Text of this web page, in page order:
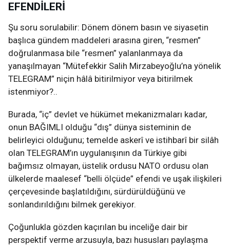
EFENDİLERİ
Şu soru sorulabilir: Dönem dönem basın ve siyasetin
başlıca gündem maddeleri arasına giren, “resmen”
doğrulanmasa bile “resmen” yalanlanmaya da
yanaşılmayan “Mütefekkir Salih Mirzabeyoğlu’na yönelik
TELEGRAM” niçin hâlâ bitirilmiyor veya bitirilmek
istenmiyor?..
Burada, “iç” devlet ve hükümet mekanizmaları kadar,
onun BAĞIMLI olduğu “dış” dünya sisteminin de
belirleyici olduğunu; temelde askerî ve istihbarî bir silâh
olan TELEGRAM’ın uygulanışının da Türkiye gibi
bağımsız olmayan, üstelik ordusu NATO ordusu olan
ülkelerde maalesef “belli ölçüde” efendi ve uşak ilişkileri
çerçevesinde başlatıldığını, sürdürüldüğünü ve
sonlandırıldığını bilmek gerekiyor.
Çoğunlukla gözden kaçırılan bu inceliğe dair bir
perspektif verme arzusuyla, bazı hususları paylaşma